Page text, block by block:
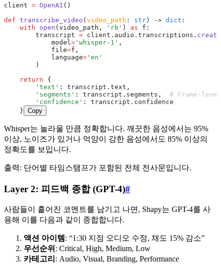
client = OpenAI ()
def transcribe_video ( video_path : str ) -> dict :
    with
open (video_path, 'rb' ) as f :
        transcript
= client . audio . transcriptions . create
            model
= 'whisper-1' ,
            file
=f,
            language
= 'en'
        )
    return
{
        'text'
: transcript . text ,
        'segments'
: transcript . segments ,
# Frame-
        'confidence'
: transcript . confidence
    }
Copy
Whisper는 놀라울 만큼 정확합니다. 깨끗한 음성에서는 95%
이상, 노이즈가 있거나 억양이 강한 음성에서도 85% 이상의
정확도를 보입니다.
출력: 단어별 타임스탬프가 포함된 전체 전사문입니다.
Layer 2: 피드백 종합 (GPT-4)#
사람들이 흩어진 코멘트를 남기고 나면, Shapy는 GPT-4를 사
용해 이를 다음과 같이 종합합니다.
액션 아이템 : “1:30 지점 오디오 수정, 채도 15% 감소”
우선순위 : Critical, High, Medium, Low
카테고리 : Audio, Visual, Branding, Performance